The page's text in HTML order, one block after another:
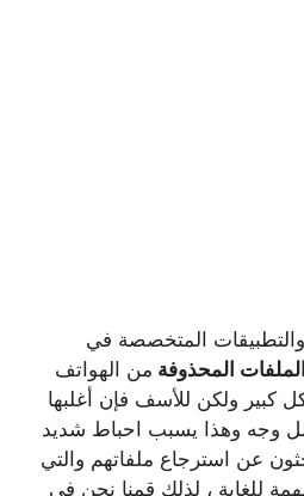
والتطبيقات المتخصصة في
المحذوفة من الهواتف
كبير ولكن للأسف فإن أغلبها
وجه وهذا يسبب احباط شديد
عن استرجاع ملفاتهم والتي
للغاية ، لذلك قمنا نحن في